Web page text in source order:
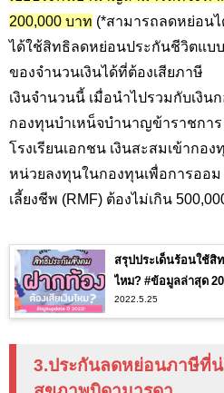
200,000 บาท (*สามารถลดหย่อนไ
ได้ใช้สิทธิลดหย่อนประกันชีวิตแบ
ของจำนวนเงินได้ที่ต้องเสียภาษี
เงินจำนวนนี้ เมื่อนำไปรวมกับเงิน
กองทุนบำเหน็จบำนาญข้าราชกา
โรงเรียนเอกชน เงินสะสมเข้ากอ
หน่วยลงทุนในกองทุนเพื่อการออม
เลี้ยงชีพ (RMF) ต้องไม่เกิน 500
สรุปประเด็นร้อนใช้สิ
ไหม? #ข้อมูลล่าสุด
2022.5.25
3.ประกันลดหย่อนภาษีที่